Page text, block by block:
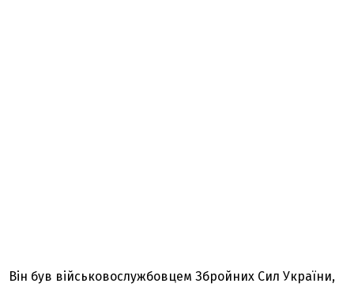
Він був військовослужбовцем Збройних Сил України,